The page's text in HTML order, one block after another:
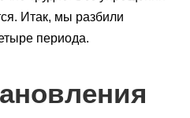
Итак, мы разбили
периода.